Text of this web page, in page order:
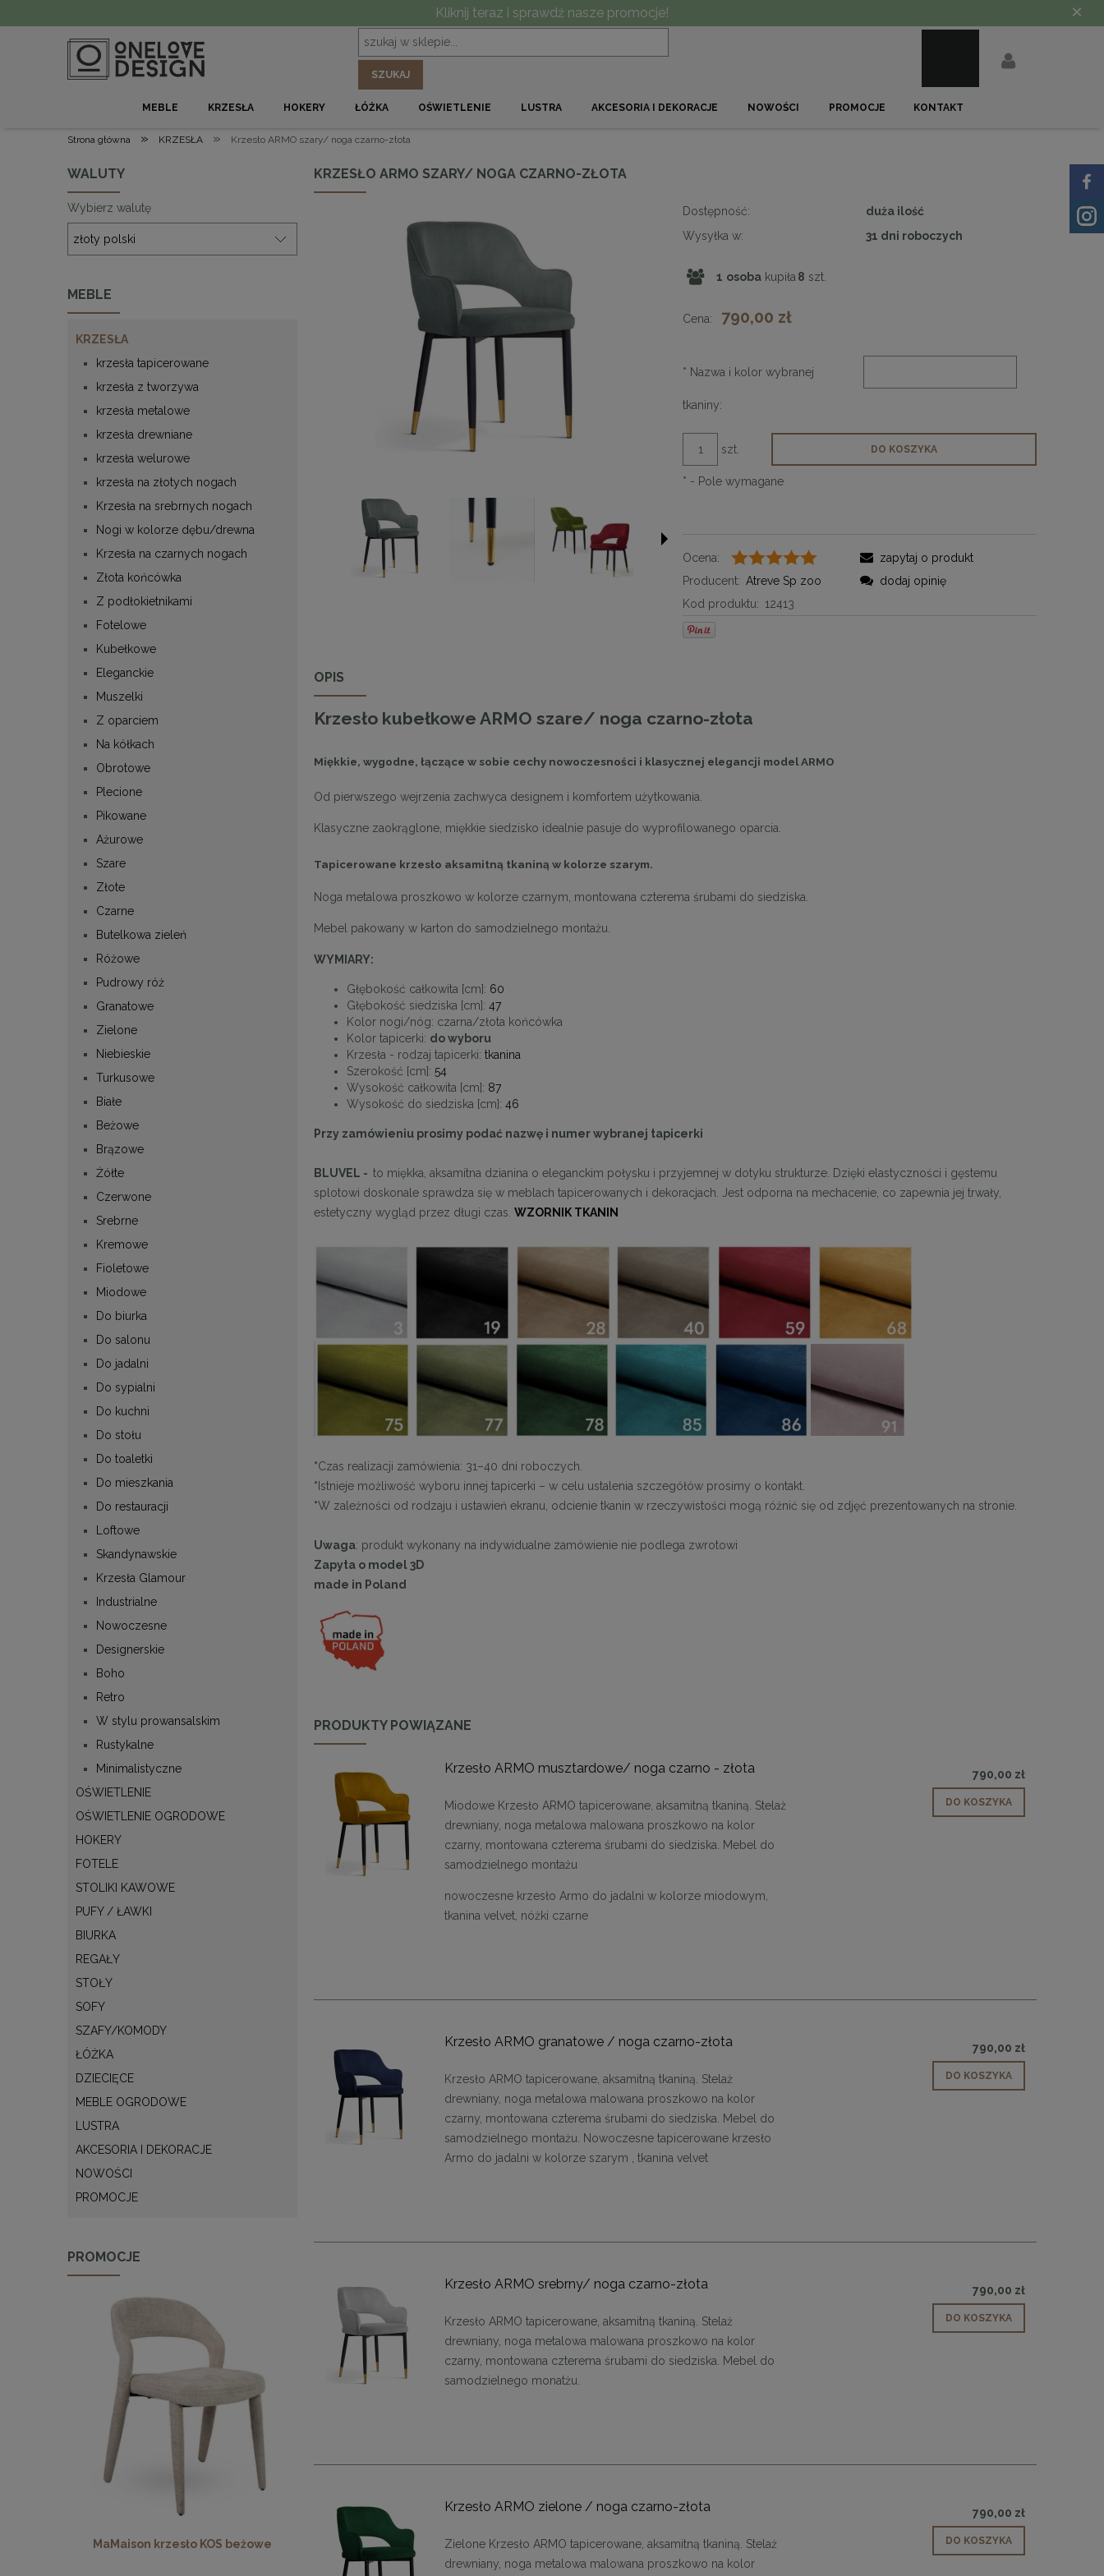
Kliknij teraz i sprawdź nasze promocje! ×
SZUKAJ
MEBLE KRZESŁA HOKERY ŁÓŻKA OŚWIETLENIE LUSTRA AKCESORIA I DEKORACJE NOWOŚCI PROMOCJE KONTAKT
Strona główna » KRZESŁA » Krzesło ARMO szary/ noga czarno-złota
WALUTY
Wybierz walutę
MEBLE
KRZESŁA
krzesła tapicerowane
krzesła z tworzywa
krzesła metalowe
krzesła drewniane
krzesła welurowe
krzesła na złotych nogach
Krzesła na srebrnych nogach
Nogi w kolorze dębu/drewna
Krzesła na czarnych nogach
Złota końcówka
Z podłokietnikami
Fotelowe
Kubełkowe
Eleganckie
Muszelki
Z oparciem
Na kółkach
Obrotowe
Plecione
Pikowane
Ażurowe
Szare
Złote
Czarne
Butelkowa zieleń
Różowe
Pudrowy róż
Granatowe
Zielone
Niebieskie
Turkusowe
Białe
Beżowe
Brązowe
Żółte
Czerwone
Srebrne
Kremowe
Fioletowe
Miodowe
Do biurka
Do salonu
Do jadalni
Do sypialni
Do kuchni
Do stołu
Do toaletki
Do mieszkania
Do restauracji
Loftowe
Skandynawskie
Krzesła Glamour
Industrialne
Nowoczesne
Designerskie
Boho
Retro
W stylu prowansalskim
Rustykalne
Minimalistyczne
OŚWIETLENIE
OŚWIETLENIE OGRODOWE
HOKERY
FOTELE
STOLIKI KAWOWE
PUFY / ŁAWKI
BIURKA
REGAŁY
STOŁY
SOFY
SZAFY/KOMODY
ŁÓŻKA
DZIECIĘCE
MEBLE OGRODOWE
LUSTRA
AKCESORIA I DEKORACJE
NOWOŚCI
PROMOCJE
PROMOCJE
MaMaison krzesło KOS beżowe
MaMaison stolik RAGNO 50 marmur /
drewno
MaMaison krzesło SHELLY czarne MaMaison krzesło LOGAN białe MaMaison krzesło
KRZESŁO ARMO SZARY/ NOGA CZARNO-ZŁOTA
Dostępność:
duża ilość
Wysyłka w:
31 dni roboczych
1 osoba kupiła 8 szt.
Cena: 790,00 zł
* Nazwa i kolor wybranej
tkaniny:
szt. DO KOSZYKA
* - Pole wymagane
Ocena:
Producent: Atreve Sp zoo
Kod produktu: 12413
zapytaj o produkt
dodaj opinię
OPIS
Krzesło kubełkowe ARMO szare/ noga czarno-złota
Miękkie, wygodne, łączące w sobie cechy nowoczesności i klasycznej elegancji modelARMO
Od pierwszego wejrzenia zachwyca designem i komfortem użytkowania.
Klasyczne zaokrąglone, miękkie siedzisko idealnie pasuje do wyprofilowanego oparcia.
Tapicerowane krzesło aksamitną tkaniną w kolorze szarym.
Noga metalowa proszkowo w kolorze czarnym, montowana czterema śrubami do siedziska.
Mebel pakowany w karton do samodzielnego montażu.
WYMIARY:
Głębokość całkowita [cm]: 60
Głębokość siedziska [cm]: 47
Kolor nogi/nóg: czarna/złota końcówka
Kolor tapicerki: do wyboru
Krzesła - rodzaj tapicerki: tkanina
Szerokość [cm]: 54
Wysokość całkowita [cm]: 87
Wysokość do siedziska [cm]: 46
Przy zamówieniu prosimy podać nazwę i numer wybranej tapicerki
BLUVEL - to miękka, aksamitna dzianina o eleganckim połysku i przyjemnej w dotyku strukturze. Dzięki elastyczności i gęstemu
splotowi doskonale sprawdza się w meblach tapicerowanych i dekoracjach. Jest odporna na mechacenie, co zapewnia jej trwały,
estetyczny wygląd przez długi czas. WZORNIK TKANIN
*Czas realizacji zamówienia: 31–40 dni roboczych.
* Istnieje możliwość wyboru innej tapicerki – w celu ustalenia szczegółów prosimy o kontakt.
*W zależności od rodzaju i ustawień ekranu, odcienie tkanin w rzeczywistości mogą różnić się od zdjęć prezentowanych na stronie.
Uwaga: produkt wykonany na indywidualne zamówienie nie podlega zwrotowi
Zapyta o model 3D
made in Poland
PRODUKTY POWIĄZANE
Krzesło ARMO musztardowe/ noga czarno - złota
Miodowe Krzesło ARMO tapicerowane, aksamitną tkaniną. Stelaż
drewniany, noga metalowa malowana proszkowo na kolor
czarny, montowana czterema śrubami do siedziska. Mebel do
samodzielnego montażu
nowoczesne krzesło Armo do jadalni w kolorze miodowym,
tkanina velvet, nóżki czarne
790,00 zł
DO KOSZYKA
Krzesło ARMO granatowe / noga czarno-złota
Krzesło ARMO tapicerowane, aksamitną tkaniną. Stelaż
drewniany, noga metalowa malowana proszkowo na kolor
czarny, montowana czterema śrubami do siedziska. Mebel do
samodzielnego montażu. Nowoczesne tapicerowane krzesło
Armo do jadalni w kolorze szarym , tkanina velvet
790,00 zł
DO KOSZYKA
Krzesło ARMO srebrny/ noga czarno-złota
Krzesło ARMO tapicerowane, aksamitną tkaniną. Stelaż
drewniany, noga metalowa malowana proszkowo na kolor
czarny, montowana czterema śrubami do siedziska. Mebel do
samodzielnego monatżu.
790,00 zł
DO KOSZYKA
Krzesło ARMO zielone / noga czarno-złota
Zielone Krzesło ARMO tapicerowane, aksamitną tkaniną. Stelaż
drewniany, noga metalowa malowana proszkowo na kolor
790,00 zł
DO KOSZYKA